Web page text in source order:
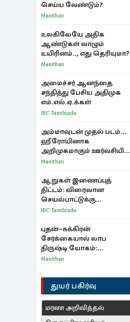
செய்ய வேண்டும்?
Manithan
உலகிலேயே அதிக
ஆண்டுகள் வாழும்
உயிரினம்.., எது தெரியுமா?
Manithan
அமைச்சர் ஆனந்தை
சந்தித்து பேசிய அதிமுக
எம்.எல்.ஏ.க்கள்
IBC Tamilnadu
அம்மாவுடன் முதல் படம்...
ஹீரோயினாக
அறிமுகமாகும் ஊர்வசியின்
மகள் தேஜலட்சுமி!
Manithan
ஆறுகள் இணைப்புத்
திட்டம்: விரைவான
செயல்பாட்டுக்கு
பிரதமருக்கு முதலமைச்சர்
IBC Tamilnadu
புதன்–சுக்கிரன்
சேர்க்கையால் லாப
திருஷ்டி யோகம்:
அதிர்ஷ்டம் பெறும் டாப் 3
Manithan
துயர் பகிர்வு
மரண அறிவித்தல்